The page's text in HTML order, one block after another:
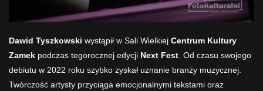
Dawid Tyszkowski wystąpił w Sali Wielkiej Centrum Kultury
Zamek podczas tegorocznej edycji Next Fest . Od czasu swojego
debiutu w 2022 roku szybko zyskał uznanie branży muzycznej.
Twórczość artysty przyciąga emocjonalnymi tekstami oraz